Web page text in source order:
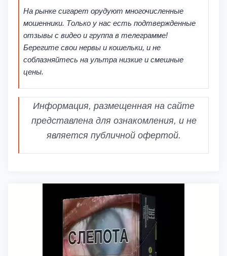
На рынке сигарет орудуют многочисленные
мошенники. Только у нас есть подтвержденные
отзывы с видео и группа в телеграмме!
Берегите свои нервы и кошельки, и не
соблазняйтесь на ультра низкие и смешные
цены.
Информация, размещенная на сайте
представлена для ознакомления, и не
является публичной офертой.